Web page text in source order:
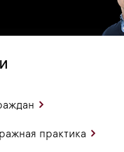
практика